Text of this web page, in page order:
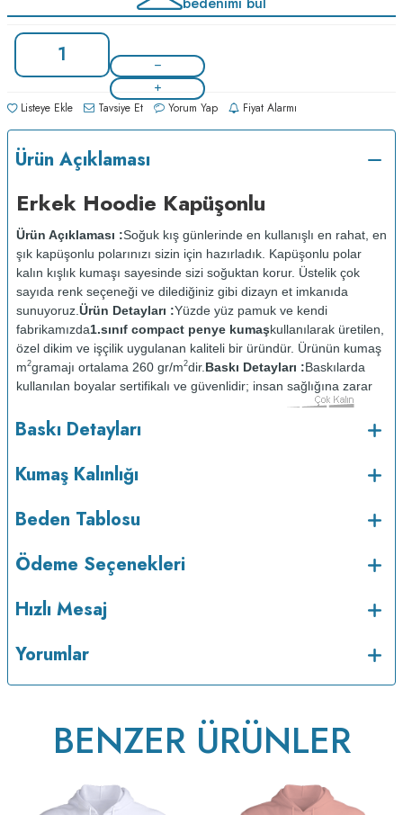
Listeye Ekle Tavsiye Et Yorum Yap Fiyat Alarmı
Ürün Açıklaması
Erkek Hoodie Kapüşonlu
Ürün Açıklaması :Soğuk kış günlerinde en kullanışlı en rahat, en
şık kapüşonlu polarınızı sizin için hazırladık. Kapüşonlu polar
kalın kışlık kumaşı sayesinde sizi soğuktan korur. Üstelik çok
sayıda renk seçeneği ve dilediğiniz gibi dizayn et imkanıda
sunuyoruz. Ürün Detayları :Yüzde yüz pamuk ve kendi
fabrikamızda1.sınıf compact penye kumaşkullanılarak üretilen,
özel dikim ve işçilik uygulanan kaliteli bir üründür. Ürünün kumaş
m2gramajı ortalama 260 gr/m2dir. Baskı Detayları :Baskılarda
kullanılan boyalar sertifikalı ve güvenlidir; insan sağlığına zarar
vermez.
Kumaş Kalınlığı :
Bakım : Kısa programda maksimum 30
kurutulmaz.Orta ısıda ve tersten ütülenir.
Baskı Detayları
Kumaş Kalınlığı
Beden Tablosu
Ödeme Seçenekleri
Hızlı Mesaj
Yorumlar
BENZER ÜRÜNLER